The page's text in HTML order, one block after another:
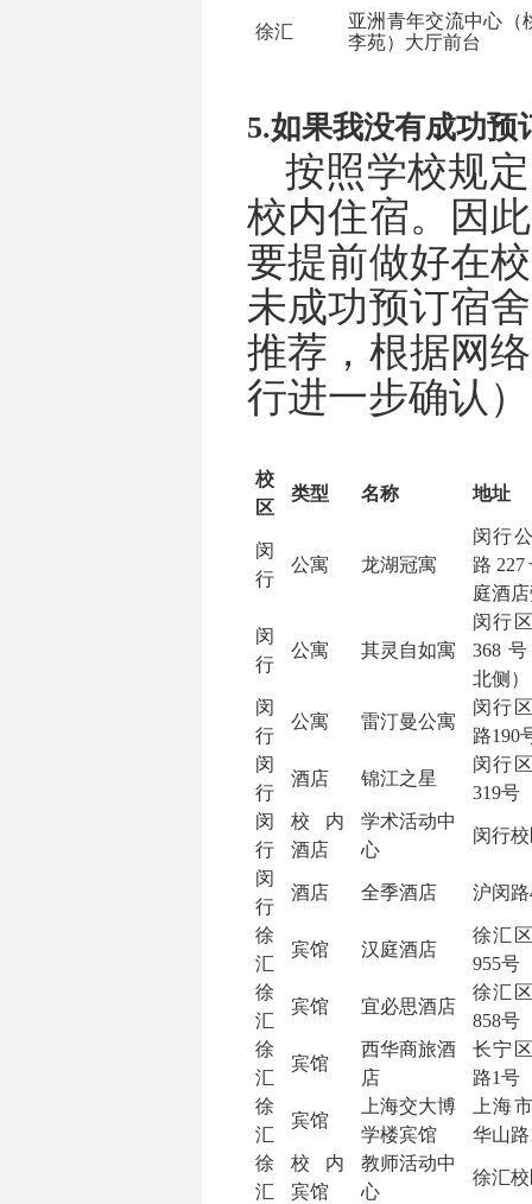
徐汇
亚洲青年交流中心（
李苑）大厅前台
5.如果我没有成功预
按照学校规定
校内住宿。因
要提前做好在
未成功预订宿
推荐，根据网
行进一步确认
校
区
类型 名称 地址
闵
行
公寓 龙湖冠寓
闵行
路 227
庭酒
闵
行
公寓 其灵自如寓
闵行
368
北侧）
闵
行
公寓 雷汀曼公寓
闵行
路190
闵
行
酒店 锦江之星
闵行
319号
闵
行
校内
酒店
学术活动中
心
闵行
闵
行
酒店 全季酒店 沪闵路
徐
汇
宾馆 汉庭酒店
徐汇
955号
徐
汇
宾馆 宜必思酒店
徐汇
858号
徐
汇
宾馆
西华商旅酒
店
长宁
路1号
徐
汇
宾馆
上海交大博
学楼宾馆
上海
华山路
徐
汇
校内
宾馆
教师活动中
心
徐汇